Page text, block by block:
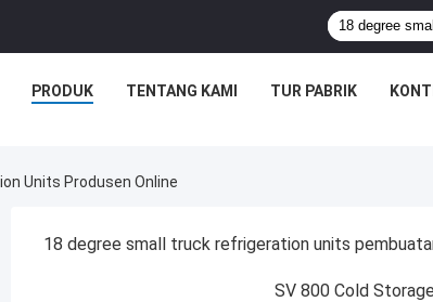
PRODUK TENTANG KAMI TUR PABRIK
Units Produsen Online
18 degree small truck refrigeration units
SV 800 Cold